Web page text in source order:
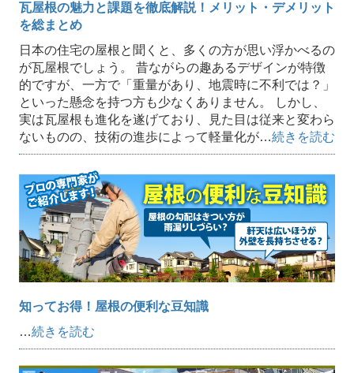
瓦屋根の魅力と課題を徹底解説！メリット・デメリット
を総まとめ
日本の住宅の屋根と聞くと、多くの方が思い浮かべるの
が瓦屋根でしょう。 昔ながらの趣あるデザインが特徴
的ですが、一方で「重量があり、地震時に不利では？」
といった懸念を持つ方も少なくありません。 しかし、
実は瓦屋根も進化を遂げており、見た目は従来と変わら
ないものの、技術の進歩によって軽量化が…続きを読む
知ってお得！屋根の便利な豆知識
…続きを読む